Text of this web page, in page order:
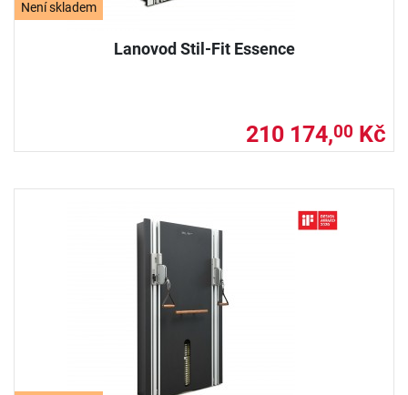
Není skladem
Lanovod Stil-Fit Essence
210 174,00 Kč